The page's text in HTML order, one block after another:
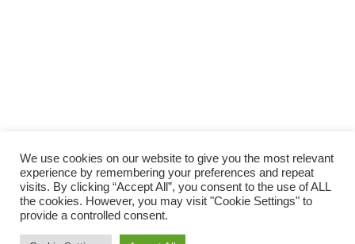
© 2014 Vivirsanos.com
We use cookies on our website to give you the most relevant
experience by remembering your preferences and repeat
visits. By clicking “Accept All”, you consent to the use of ALL
the cookies. However, you may visit "Cookie Settings" to
provide a controlled consent.